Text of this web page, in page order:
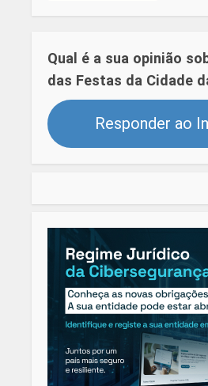
Qual é a sua opinião
das Festas da Cidade
Responder ao